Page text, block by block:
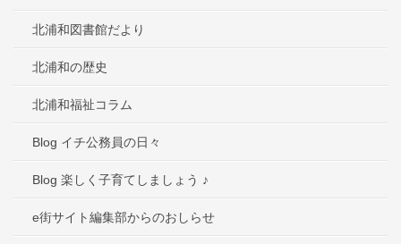
北浦和図書館だより
北浦和の歴史
北浦和福祉コラム
Blog イチ公務員の日々
Blog 楽しく子育てしましょう ♪
e街サイト編集部からのおしらせ